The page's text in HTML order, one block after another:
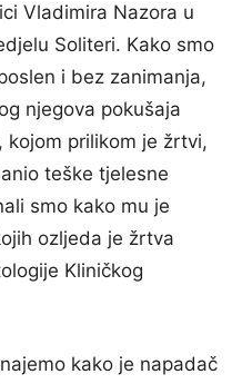
Vladimira Nazora u
Soliteri. Kako smo
i bez zanimanja,
njegova pokušaja
kojom prilikom je žrtvi,
teške tjelesne
smo kako mu je
ozljeda je žrtva
Kliničkog
kako je napadač